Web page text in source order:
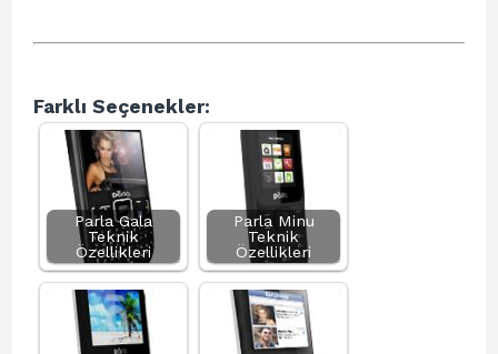
Farklı Seçenekler:
Parla Gala
Teknik
Özellikleri
Parla Minu
Teknik
Özellikleri